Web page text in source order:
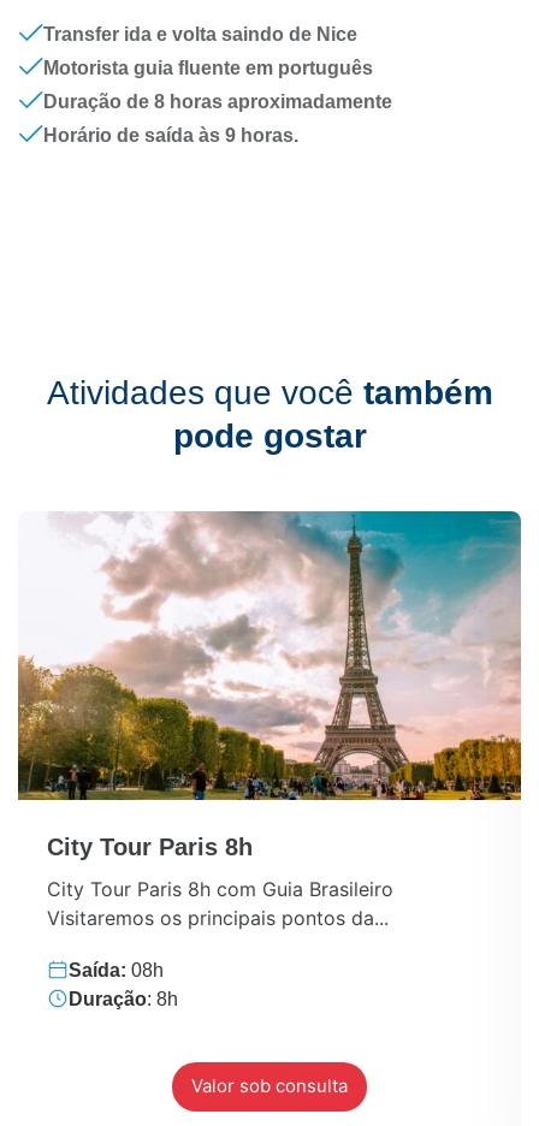
Transfer ida e volta saindo de Nice
Motorista guia fluente em português
Duração de 8 horas aproximadamente
Horário de saída às 9 horas.
Atividades que você também
pode gostar
City Tour Paris 8h
City Tour Paris 8h com Guia Brasileiro
Visitaremos os principais pontos da...
Saída: 08h
Duração: 8h
Valor sob consulta